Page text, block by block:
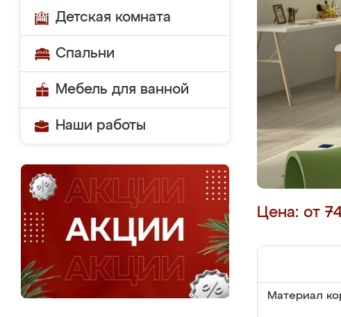
Детская комната
Спальни
Мебель для ванной
Наши работы
Цена: от
Материал